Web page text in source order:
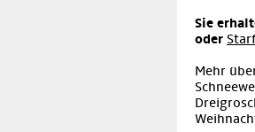
Sie
oder
Mehr